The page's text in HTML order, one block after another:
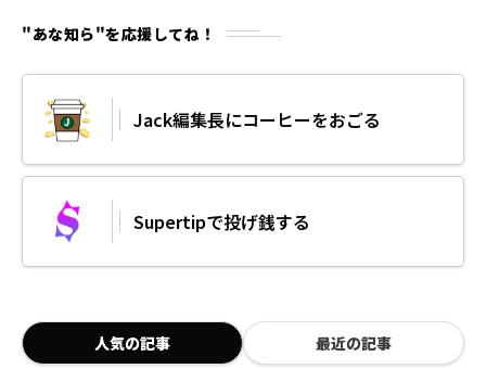
"あな知ら"を応援してね！
Jack編集長にコーヒーをおごる
Supertipで投げ銭する
人気の記事 最近の記事